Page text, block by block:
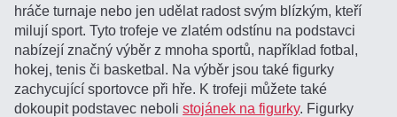
hráče turnaje nebo jen udělat radost svým blízkým, kteří
milují sport. Tyto trofeje ve zlatém odstínu na podstavci
nabízejí značný výběr z mnoha sportů, například fotbal,
hokej, tenis či basketbal. Na výběr jsou také figurky
zachycující sportovce při hře. K trofeji můžete také
dokoupit podstavec nebolistojánek na figurky. Figurky